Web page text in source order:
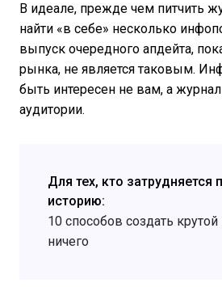
В идеале, прежде чем питчить
найти «в себе» несколько
выпуск очередного апдейта,
рынка, не является таковым.
быть интересен не вам, а
аудитории.
Для тех, кто затрудняется
историю:
10 способов создать
ничего